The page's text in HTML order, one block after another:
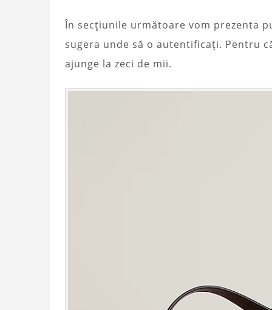
În secțiunile următoare vom prezenta
sugera unde să o autentificați. Pentru
ajunge la zeci de mii.